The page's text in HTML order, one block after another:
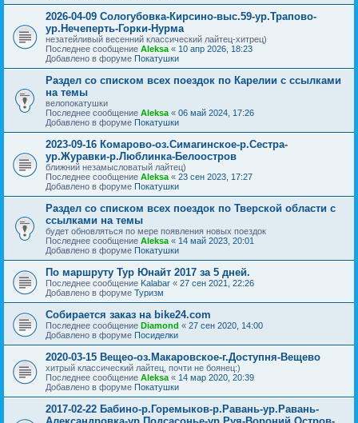
2026-04-09 Сологубовка-Кирсино-выс.59-ур.Трапово-
ур.Нечеперть-Горки-Нурма
незатейливый весенний классический лайтец-хитрец)
Последнее сообщение Aleksa « 10 апр 2026, 18:23
Добавлено в форуме Покатушки
Раздел со списком всех поездок по Карелии с ссылками
на темы
велопокатушки
Последнее сообщение Aleksa « 06 май 2024, 17:26
Добавлено в форуме Покатушки
2023-09-16 Комарово-оз.Симагинское-р.Сестра-
ур.Журавки-р.Люблинка-Белоостров
ближний незамысловатый лайтец)
Последнее сообщение Aleksa « 23 сен 2023, 17:27
Добавлено в форуме Покатушки
Раздел со списком всех поездок по Тверской области с
ссылками на темы
будет обновляться по мере появления новых поездок
Последнее сообщение Aleksa « 14 май 2023, 20:01
Добавлено в форуме Покатушки
По маршруту Тур Юнайт 2017 за 5 дней.
Последнее сообщение Kalabar « 27 сен 2021, 22:26
Добавлено в форуме Туризм
Собирается заказ на bike24.com
Последнее сообщение Diamond « 27 сен 2020, 14:00
Добавлено в форуме Посиделки
2020-03-15 Вещео-оз.Макаровское-г.Доступня-Вещево
хитрый классический лайтец, почти не боянец:)
Последнее сообщение Aleksa « 14 мар 2020, 20:39
Добавлено в форуме Покатушки
2017-02-22 Бабино-р.Горемыков-р.Равань-ур.Равань-
Александровка-ур.Подсасонье-ур.Руя-Вороний Остров-